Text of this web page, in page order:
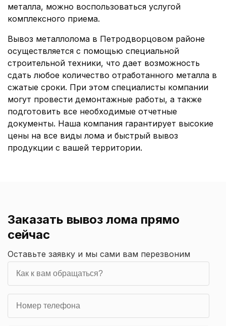
металла, можно воспользоваться услугой
комплексного приема.
Вывоз металлолома в Петродворцовом районе
осуществляется с помощью специальной
строительной техники, что дает возможность
сдать любое количество отработанного металла в
сжатые сроки. При этом специалисты компании
могут провести демонтажные работы, а также
подготовить все необходимые отчетные
документы. Наша компания гарантирует высокие
цены на все виды лома и быстрый вывоз
продукции с вашей территории.
Заказать вывоз лома прямо
сейчас
Оставьте заявку и мы сами вам перезвоним